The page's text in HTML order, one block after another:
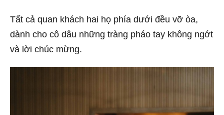
Tất cả quan khách hai họ phía dưới đều vỡ òa,
dành cho cô dâu những tràng pháo tay không ngớt
và lời chúc mừng.